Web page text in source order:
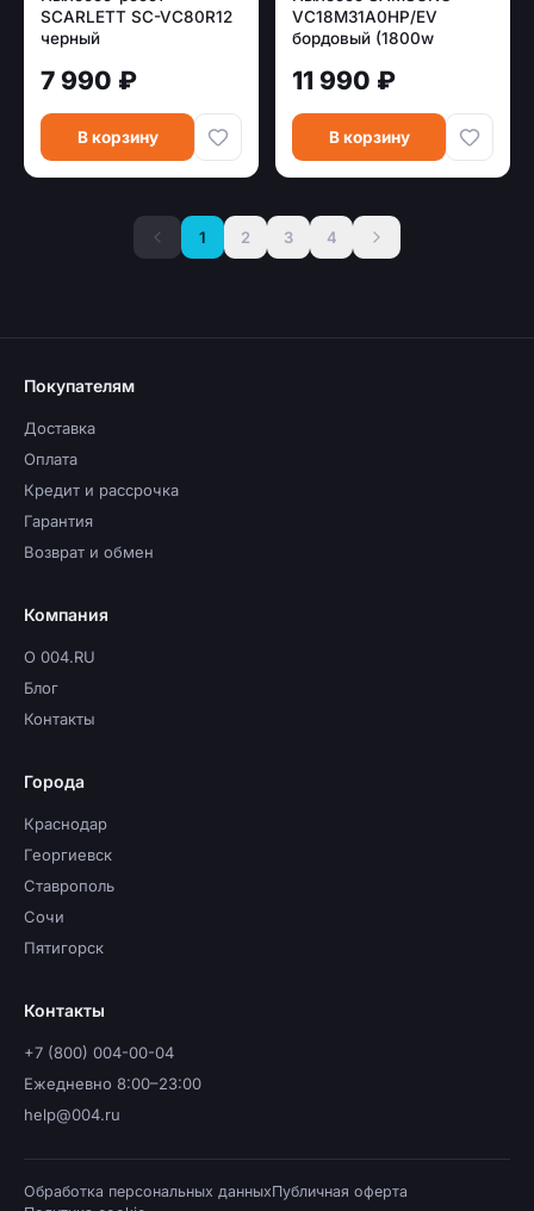
SCARLETT SC-VC80R12
черный
7 990 ₽
В корзину
VC18M31A0HP/EV
бордовый (1800w
11 990 ₽
В корзину
1 2 3 4
Покупателям
Доставка
Оплата
Кредит и рассрочка
Гарантия
Возврат и обмен
Компания
О 004.RU
Блог
Контакты
Города
Краснодар
Георгиевск
Ставрополь
Сочи
Пятигорск
Контакты
+7 (800) 004-00-04
Ежедневно 8:00–23:00
help@004.ru
Обработка персональных данныхПубличная оферта